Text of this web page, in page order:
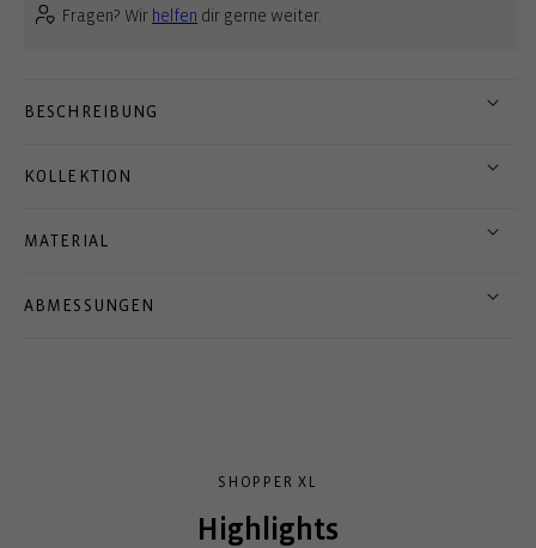
Fragen? Wir helfen dir gerne weiter.
BESCHREIBUNG
KOLLEKTION
MATERIAL
ABMESSUNGEN
SHOPPER XL
Highlights